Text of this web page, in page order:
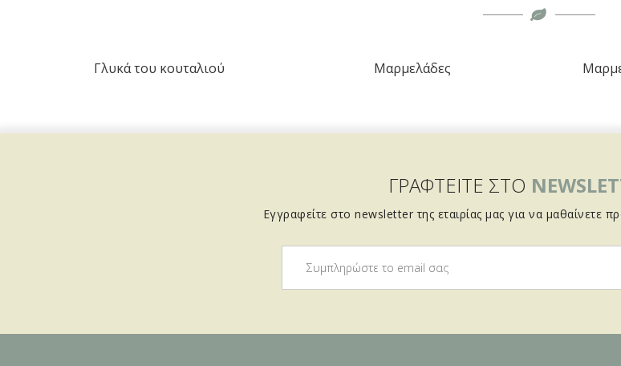
Γλυκά του κουταλιού Μαρμελάδες
ΓΡΑΦΤΕΙΤΕ ΣΤΟ
Εγγραφείτε στο newsletter της εταιρίας μας για να μαθαίνετε